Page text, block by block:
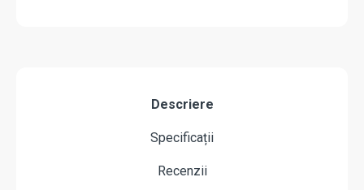
Descriere
Specificații
Recenzii